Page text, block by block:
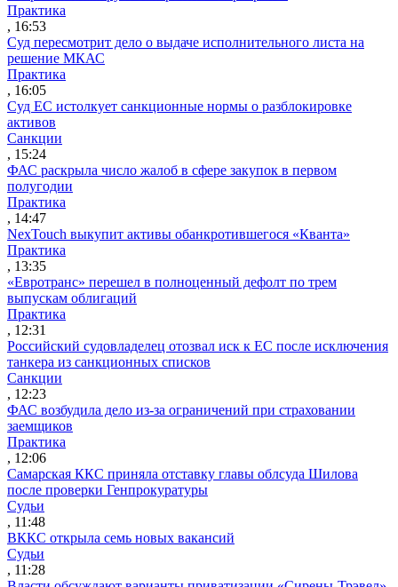
Практика
, 16:53
Суд пересмотрит дело о выдаче исполнительного листа на
решение МКАС
Практика
, 16:05
Суд ЕС истолкует санкционные нормы о разблокировке
активов
Санкции
, 15:24
ФАС раскрыла число жалоб в сфере закупок в первом
полугодии
Практика
, 14:47
NexTouch выкупит активы обанкротившегося «Кванта»
Практика
, 13:35
«Евротранс» перешел в полноценный дефолт по трем
выпускам облигаций
Практика
, 12:31
Российский судовладелец отозвал иск к ЕС после исключения
танкера из санкционных списков
Санкции
, 12:23
ФАС возбудила дело из-за ограничений при страховании
заемщиков
Практика
, 12:06
Самарская ККС приняла отставку главы облсуда Шилова
после проверки Генпрокуратуры
Судьи
, 11:48
ВККС открыла семь новых вакансий
Судьи
, 11:28